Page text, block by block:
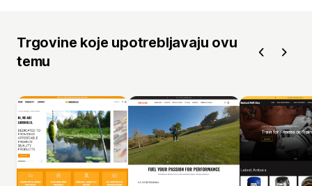
Trgovine koje upotrebljavaju ovu
temu